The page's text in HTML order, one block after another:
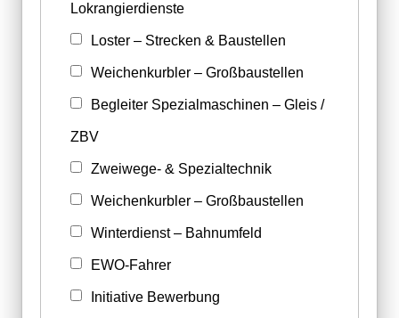
Lokrangierdienste
Loster – Strecken & Baustellen
Weichenkurbler – Großbaustellen
Begleiter Spezialmaschinen – Gleis /
ZBV
Zweiwege- & Spezialtechnik
Weichenkurbler – Großbaustellen
Winterdienst – Bahnumfeld
EWO-Fahrer
Initiative Bewerbung